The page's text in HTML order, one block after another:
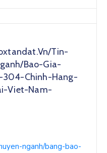
tin-
bao-Gia-
304-Chinh-Hang-
Viet-Nam-
nganh/bang-bao-